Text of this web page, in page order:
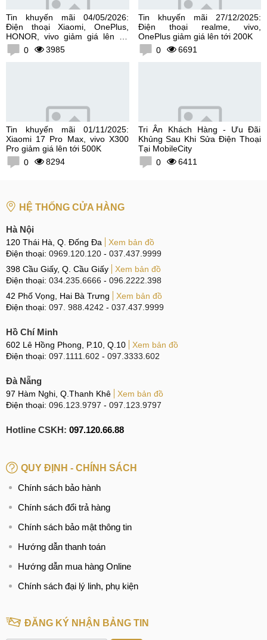
Tin khuyến mãi 04/05/2026:
Điện thoại Xiaomi, OnePlus,
HONOR, vivo giảm giá lên tới
300K0 3985
Tin khuyến mãi 27/12/2025:
Điện thoại realme, vivo,
OnePlus giảm giá lên tới 200K
0
6691
Tin khuyến mãi 01/11/2025:
Xiaomi 17 Pro Max, vivo X300
Pro giảm giá lên tới 500K
0
8294
Tri Ân Khách Hàng - Ưu Đãi
Khủng Sau Khi Sửa Điện Thoại
Tại MobileCity
0
6411
HỆ THỐNG CỬA HÀNG
Hà Nội
120 Thái Hà, Q. Đống Đa
Xem bản đồ
Điện thoại: 0969.120.120 - 037.437.9999
398 Cầu Giấy, Q. Cầu Giấy
Xem bản đồ
Điện thoại: 034.235.6666 - 096.2222.398
42 Phố Vọng, Hai Bà Trưng
Xem bản đồ
Điện thoại: 097. 988.4242 - 037.437.9999
Hồ Chí Minh
602 Lê Hồng Phong, P.10, Q.10
Xem bản đồ
Điện thoại: 097.1111.602 - 097.3333.602
Đà Nẵng
97 Hàm Nghi, Q.Thanh Khê
Xem bản đồ
Điện thoại: 096.123.9797 - 097.123.9797
Hotline CSKH: 097.120.66.88
QUY ĐỊNH - CHÍNH SÁCH
Chính sách bảo hành
Chính sách đổi trả hàng
Chính sách bảo mật thông tin
Hướng dẫn thanh toán
Hướng dẫn mua hàng Online
Chính sách đại lý linh, phụ kiện
ĐĂNG KÝ NHẬN BẢNG TIN